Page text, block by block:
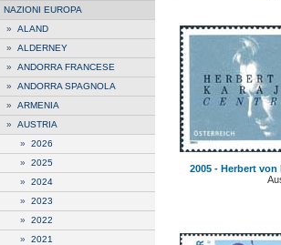
NAZIONI EUROPA
» ALAND
» ALDERNEY
» ANDORRA FRANCESE
» ANDORRA SPAGNOLA
» ARMENIA
» AUSTRIA
» 2026
» 2025
» 2024
» 2023
» 2022
» 2021
2005 - Herbert von